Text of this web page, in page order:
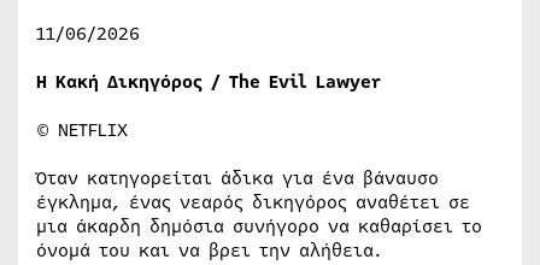
11/06/2026
Η Κακή Δικηγόρος / The Evil Lawyer
© NETFLIX
Όταν κατηγορείται άδικα για ένα βάναυσο
έγκλημα, ένας νεαρός δικηγόρος αναθέτει σε
μια άκαρδη δημόσια συνήγορο να καθαρίσει το
όνομά του και να βρει την αλήθεια.